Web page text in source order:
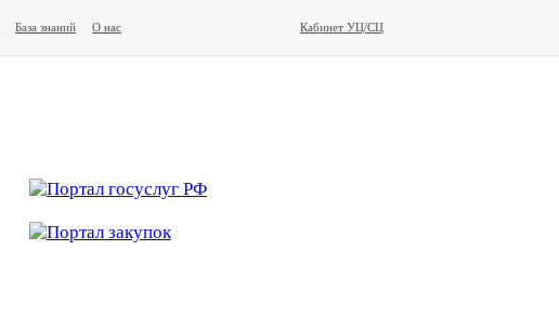
Кабинет УЦ/СЦ
База знаний О нас